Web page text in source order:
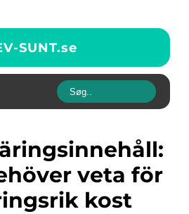
SUNT.se
veta för
kost